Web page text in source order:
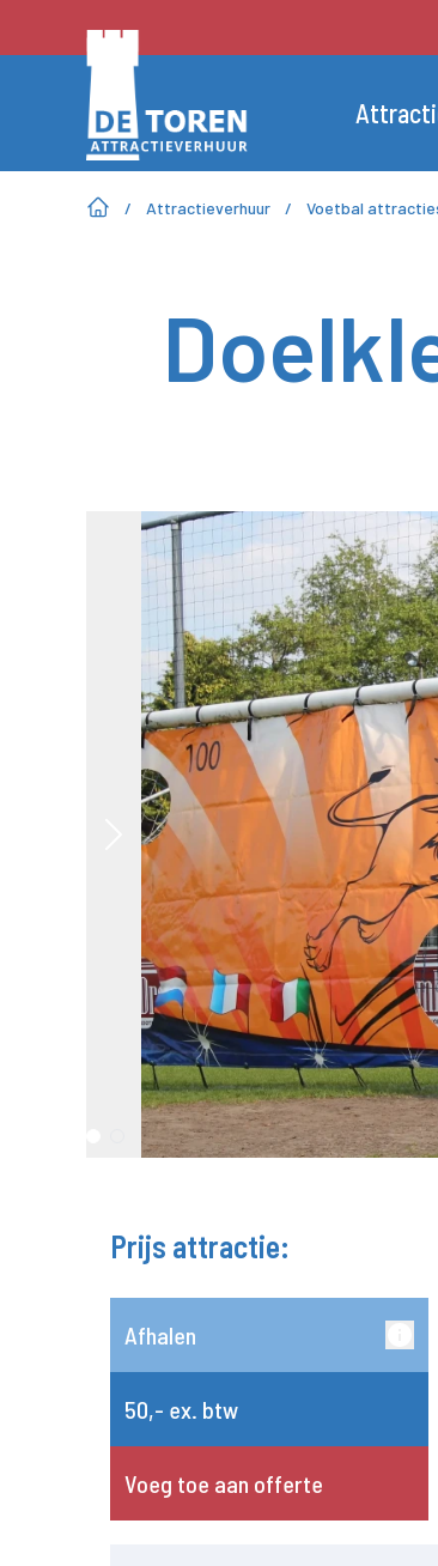
/ Attractieverhuur / Voetbal
Prijs attractie:
Afhalen
50,- ex. btw
Voeg toe aan offerte